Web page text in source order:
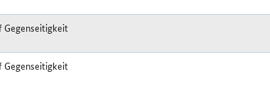
Gegenseitigkeit
Gegenseitigkeit